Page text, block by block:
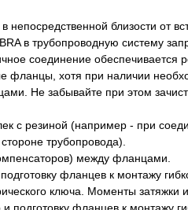
непосредственной близости от
в трубопроводную систему
соединение обеспечивается
фланцы, хотя при наличии
Не забывайте при этом
с резиной (например - при
трубопровода).
фланцев к монтажу
ключа. Моменты затяжки